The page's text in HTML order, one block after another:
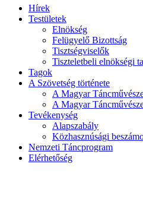
Hírek
Testületek
Elnökség
Felügyelő Bizottság
Tisztségviselők
Tiszteletbeli elnökségi
Tagok
A Szövetség története
A Magyar
A Magyar
Tevékenység
Alapszabály
Közhasznúsági
Nemzeti Táncprogram
Elérhetőség